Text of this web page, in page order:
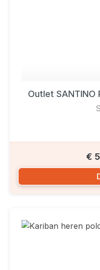
Outlet SANTINO
€